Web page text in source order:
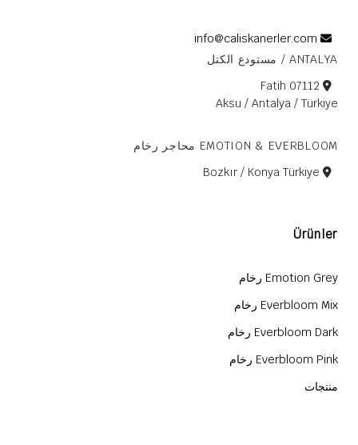
ANTALYA / مستودع الكتل
Aksu / Antalya / Türkiye
EMOTION & EVERBLOOM محاجر رخام
Ürünler
Emotion Grey رخام
Everbloom Mix رخام
Everbloom Dark رخام
Everbloom Pink رخام
منتجات